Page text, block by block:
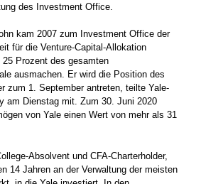
des Investment Office.
kam 2007 zum Investment Office der
für die Venture-Capital-Allokation
Prozent des gesamten
ausmachen. Er wird die Position des
zum 1. September antreten, teilte Yale-
am Dienstag mit. Zum 30. Juni 2020
von Yale einen Wert von mehr als 31
Absolvent und CFA-Charterholder,
14 Jahren an der Verwaltung der meisten